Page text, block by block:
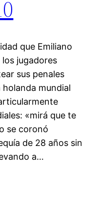
que Emiliano
jugadores
sus penales
mundial
«mirá que te
se coronó
de 28 años sin
a…